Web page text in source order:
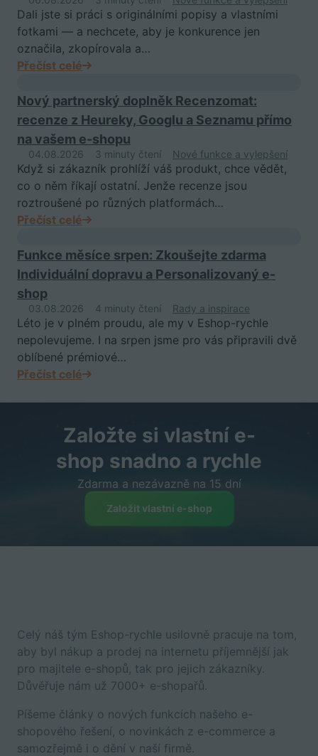
Dali jste si práci s originálními popisy a vlastními
fotkami — a nechcete, aby je konkurence jen
označila, zkopírovala a…
Přečíst celé
Nový partnerský doplněk Recenzomat:
recenze z Heureky, Googlu a Seznamu přímo
na vašem e-shopu
04.08.2026 3 minuty čtení Nové funkce a vylepšení
Když si zákazník prohlíží váš produkt, chce vědět,
co o něm říkají ostatní. Jenže recenze jsou
roztroušené po různých platformách…
Přečíst celé
Funkce měsíce srpen: Zkoušejte zdarma
Individuální dopravu a Personalizovaný e-
shop
03.08.2026 4 minuty čtení Rady a inspirace
Léto je v plném proudu, ale my v Eshop-rychle
nepolevujeme. I na srpen jsme pro vás připravili dvě
oblíbené prémiové…
Přečíst celé
Založte si vlastní e-
shop snadno a rychle
Zdarma a nezávazně na 15 dní
Založit vlastní e-shop
Celý náš tým Eshop-rychle usilovně pracuje na tom,
aby byl nákup a prodej na internetu příjemnější jak
pro majitele e-shopů, tak pro jejich zákazníky.
Důvěřuje nám už 7000+ e-shopařů.
Píšeme články o nových funkcích našeho e-
shopového řešení, o novinkách z e-commerce a
samozřejmě i o dění v naší firmě.